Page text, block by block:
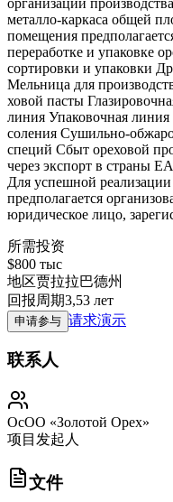
металло-каркаса общей
помещения
переработке и упаковке
сортировки и упаковки
Мельница для
ховой пасты
линия Упаковочная
соления Сушильно-
специй Сбыт ореховой
через экспорт в страны
Для успешной
предполагается
юридическое лицо,
所需投资
$800 тыс
地区贾拉拉巴德州
回报周期3,53 лет
申请参与 请求演示
联系人
ОсОО «Золотой Орех»
项目发起人
文件